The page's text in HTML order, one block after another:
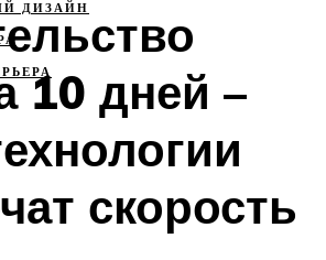
ДИЗАЙН
10 дней –
скорость